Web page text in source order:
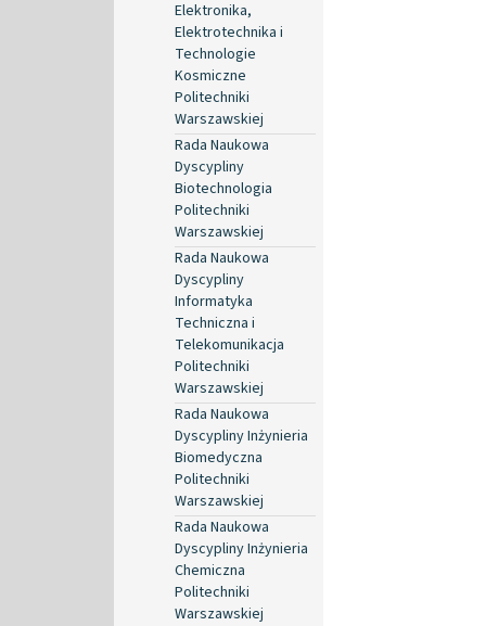
Elektronika,
Elektrotechnika i
Technologie
Kosmiczne
Politechniki
Warszawskiej
Rada Naukowa
Dyscypliny
Biotechnologia
Politechniki
Warszawskiej
Rada Naukowa
Dyscypliny
Informatyka
Techniczna i
Telekomunikacja
Politechniki
Warszawskiej
Rada Naukowa
Dyscypliny Inżynieria
Biomedyczna
Politechniki
Warszawskiej
Rada Naukowa
Dyscypliny Inżynieria
Chemiczna
Politechniki
Warszawskiej